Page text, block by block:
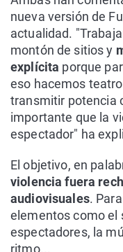
nueva versión de
actualidad.
montón de sitios y
explícita porque
eso hacemos
transmitir potencia
importante que la
espectador" ha
El objetivo, en
violencia fuera
audiovisuales.
elementos como el
espectadores, la
ritmo...